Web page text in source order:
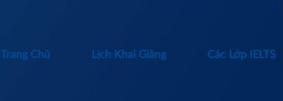
Trang Chủ Lịch Khai Giảng Các Lớp IELTS